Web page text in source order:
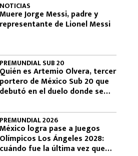
NOTICIAS
Muere Jorge Messi, padre y
representante de Lionel Messi
PREMUNDIAL SUB 20
Quién es Artemio Olvera, tercer
portero de México Sub 20 que
debutó en el duelo donde se
PREMUNDIAL 2026
México logra pase a Juegos
Olímpicos Los Ángeles 2028:
cuándo fue la última vez que